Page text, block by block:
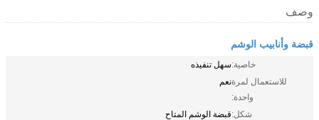
وصف
قبضة وأنابيب الوشم
خاصية:سهل تنفيذه
للاستعمال لمرة
واحدة:
نعم
شكل:قبضة الوشم المتاح